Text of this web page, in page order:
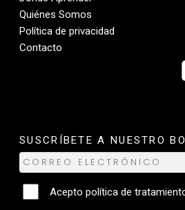
Quiénes Somos
Política de privacidad
Contacto
SUSCRÍBETE A NUESTRO
Acepto política de